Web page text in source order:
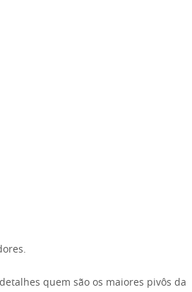
quem são os maiores pivôs da